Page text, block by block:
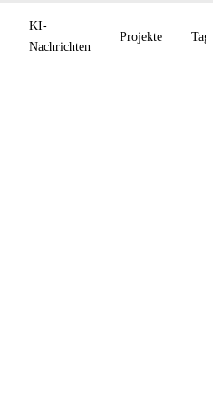
KI-
Nachrichten
Projekte